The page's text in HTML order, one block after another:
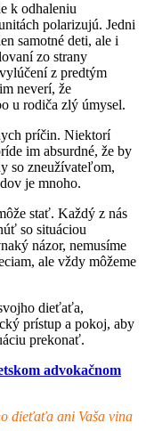
k odhaleniu
polarizujú. Jedni
samotné deti, ale i
zo strany
z predtým
neverí, že
u rodiča zlý úmysel.
príčin. Niektorí
im absurdné, že by
so zneužívateľom,
je mnoho.
stať. Každý z nás
so situáciou
názor, nemusíme
ale vždy môžeme
dieťaťa,
prístup a pokoj, aby
prekonať.
advokačnom
dieťaťa ani Vaša vina